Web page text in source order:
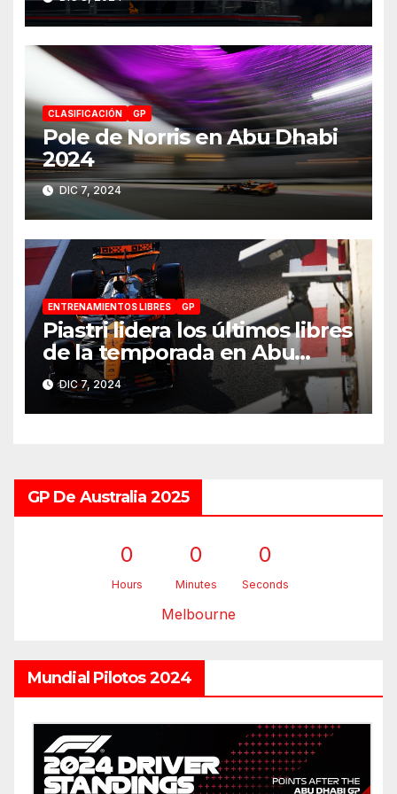
CLASIFICACIÓN GP
Pole de Norris en Abu Dhabi
2024
DIC 7, 2024
ENTRENAMIENTOS LIBRES GP
Piastri lidera los últimos libres
de la temporada en Abu
Dhabi 2024
DIC 7, 2024
GP De Australia 2025
0
Hours
0
Minutes
0
Seconds
Melbourne
Mundial Pilotos 2024